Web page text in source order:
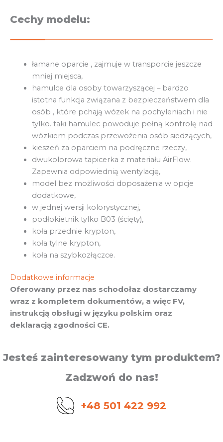
Cechy modelu:
łamane oparcie , zajmuje w transporcie jeszcze
mniej miejsca,
hamulce dla osoby towarzyszącej – bardzo
istotna funkcja związana z bezpieczeństwem dla
osób , które pchają wózek na pochyleniach i nie
tylko. taki hamulec powoduje pełną kontrolę nad
wózkiem podczas przewożenia osób siedzących,
kieszeń za oparciem na podręczne rzeczy,
dwukolorowa tapicerka z materiału AirFlow.
Zapewnia odpowiednią wentylację,
model bez możliwości doposażenia w opcje
dodatkowe,
w jednej wersji kolorystycznej,
podłokietnik tylko B03 (ścięty),
koła przednie krypton,
koła tylne krypton,
koła na szybkozłączce.
Dodatkowe informacje
Oferowany przez nas schodołaz dostarczamy
wraz z kompletem dokumentów, a więc FV,
instrukcją obsługi w języku polskim oraz
deklaracją zgodności CE.
Jesteś zainteresowany tym produktem?
Zadzwoń do nas!
+48 501 422 992